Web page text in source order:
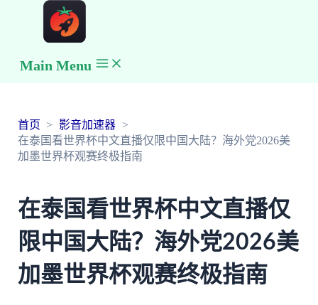
Main Menu
首页
影音加速器
在泰国看世界杯中文直播仅限中国大陆？海外党2026美
加墨世界杯观赛终极指南
在泰国看世界杯中文直播仅
限中国大陆？海外党2026美
加墨世界杯观赛终极指南